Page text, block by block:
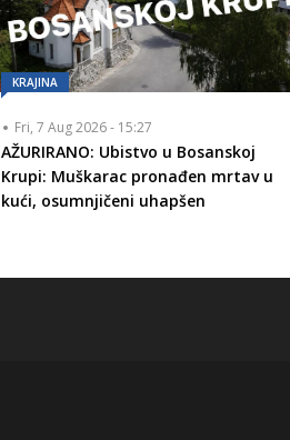
KRAJINA
Fri, 7 Aug 2026 - 15:27
AŽURIRANO: Ubistvo u Bosanskoj
Krupi: Muškarac pronađen mrtav u
kući, osumnjičeni uhapšen